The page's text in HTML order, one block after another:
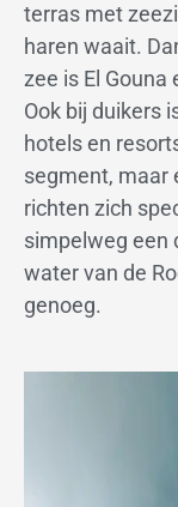
terras met
haren waait.
zee is El
Ook bij duikers
hotels en
segment, maar
richten zich
simpelweg een
water van de
genoeg.